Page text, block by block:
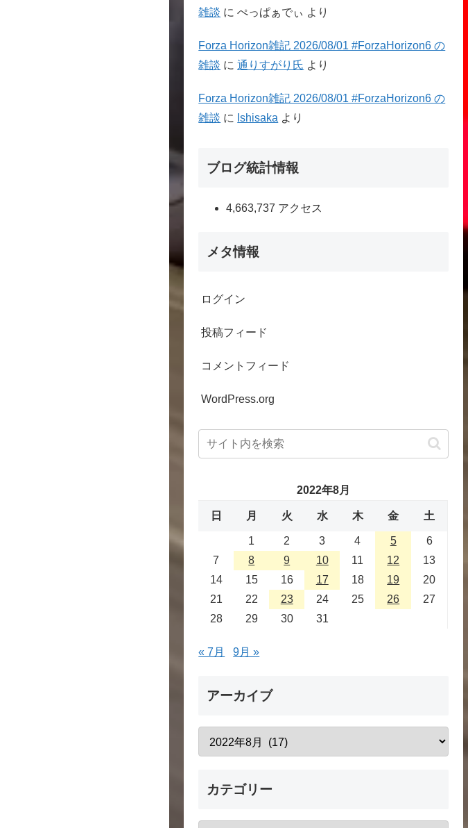
雑談 にぺっぱぁでぃ より
Forza Horizon雑記 2026/08/01 #ForzaHorizon6 の
雑談 に通りすがり氏 より
Forza Horizon雑記 2026/08/01 #ForzaHorizon6 の
雑談 に Ishisaka より
ブログ統計情報
4,663,737 アクセス
メタ情報
ログイン
投稿フィード
コメントフィード
WordPress.org
2022年8月
日 月 火 水 木 金 土
1 2 3 4 5
6
7
8 9 10 11 12
13
14
15 16 17 18 19
20
21
22 23 24 25 26
27
28
29 30 31
« 7月 9月 »
アーカイブ
カテゴリー